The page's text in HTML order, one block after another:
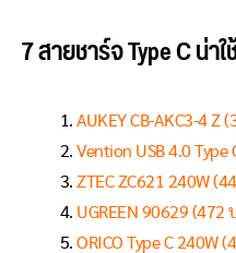
7 สายชาร์จ Type C น่า
AUKEY CB-AKC3-4 Z
Vention USB 4.0 Type
ZTEC ZC621 240W
UGREEN 90629 (472
ORICO Type C 240W